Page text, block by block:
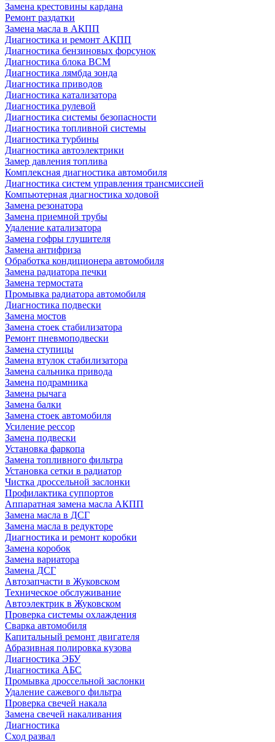
Замена крестовины кардана
Ремонт раздатки
Замена масла в АКПП
Диагностика и ремонт АКПП
Диагностика бензиновых форсунок
Диагностика блока BCM
Диагностика лямбда зонда
Диагностика приводов
Диагностика катализатора
Диагностика рулевой
Диагностика системы безопасности
Диагностика топливной системы
Диагностика турбины
Диагностика автоэлектрики
Замер давления топлива
Комплексная диагностика автомобиля
Диагностика систем управления трансмиссией
Компьютерная диагностика ходовой
Замена резонатора
Замена приемной трубы
Удаление катализатора
Замена гофры глушителя
Замена антифриза
Обработка кондиционера автомобиля
Замена радиатора печки
Замена термостата
Промывка радиатора автомобиля
Диагностика подвески
Замена мостов
Замена стоек стабилизатора
Ремонт пневмоподвески
Замена ступицы
Замена втулок стабилизатора
Замена сальника привода
Замена подрамника
Замена рычага
Замена балки
Замена стоек автомобиля
Усиление рессор
Замена подвески
Установка фаркопа
Замена топливного фильтра
Установка сетки в радиатор
Чистка дроссельной заслонки
Профилактика суппортов
Аппаратная замена масла АКПП
Замена масла в ДСГ
Замена масла в редукторе
Диагностика и ремонт коробки
Замена коробок
Замена вариатора
Замена ДСГ
Автозапчасти в Жуковском
Техническое обслуживание
Автоэлектрик в Жуковском
Проверка системы охлаждения
Сварка автомобиля
Капитальный ремонт двигателя
Абразивная полировка кузова
Диагностика ЭБУ
Диагностика АБС
Промывка дроссельной заслонки
Удаление сажевого фильтра
Проверка свечей накала
Замена свечей накаливания
Диагностика
Сход развал